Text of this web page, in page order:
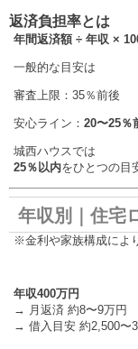
返済負担率とは
年間返済額 ÷ 年収 ×
一般的な目安は
審査上限：35％前後
安心ライン： 20〜25％
城西ハウスでは
25％以内をひとつの目
年収別｜住宅
※金利や家族構成によ
年収400万円
→ 月返済 約8〜9万円
→ 借入目安 約2,500〜